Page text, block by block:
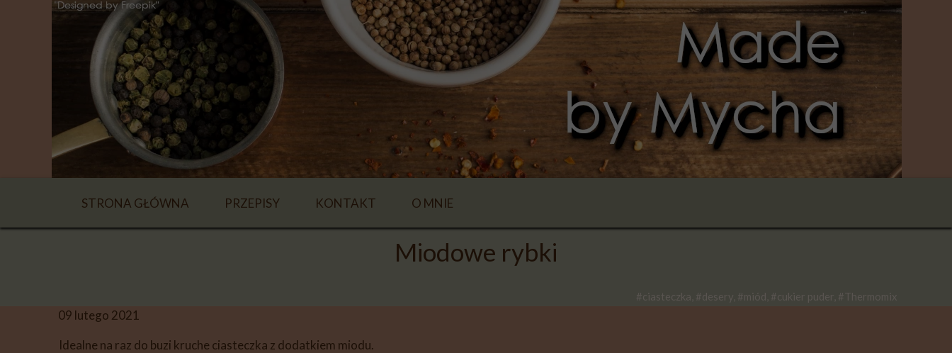
#ciasteczka, #desery, #miód, #cukier puder, #Thermomix
09 lutego 2021
STRONA GŁÓWNA PRZEPISY KONTAKT O MNIE
Miodowe rybki
Idealne na raz do buzi kruche ciasteczka z dodatkiem miodu.